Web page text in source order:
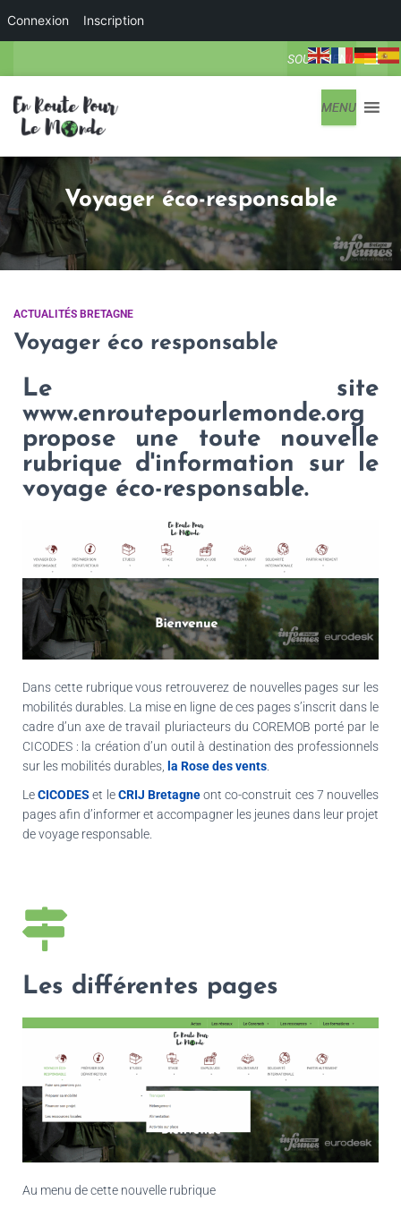
Connexion Inscription
SOUS-MENU
MENU
Voyager éco-responsable
ACTUALITÉS BRETAGNE
Voyager éco responsable
Le site
www.enroutepourlemonde.org
propose une toute nouvelle
rubrique d'information sur le
voyage éco-responsable.
Dans cette rubrique vous retrouverez de nouvelles pages sur les
mobilités durables. La mise en ligne de ces pages s’inscrit dans le
cadre d’un axe de travail pluriacteurs du COREMOB porté par le
CICODES : la création d’un outil à destination des professionnels
sur les mobilités durables,
la Rose des vents
LeCICODES et leCRIJ Bretagneont co-construit ces 7 nouvelles
pages afin d’informer et accompagner les jeunes dans leur projet
de voyage responsable.
Les différentes pages
Au menu de cette nouvelle rubrique